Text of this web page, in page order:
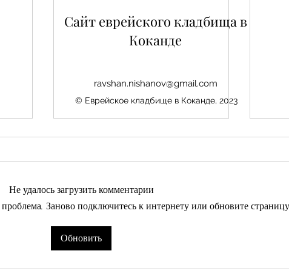
Авезбакиев Эдуард
Шамаевич
Не удалось загрузить комментарии
Заново подключитесь к интернету или обновите
Обновить
Сайт еврейского кладбища в
Коканде
ravshan.nishanov@gmail.com
© Еврейское кладбище в Коканде, 2023